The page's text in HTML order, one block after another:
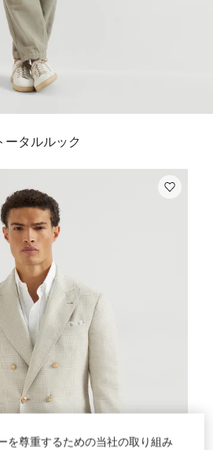
ータルルック
を尊重するための当社の取り組み